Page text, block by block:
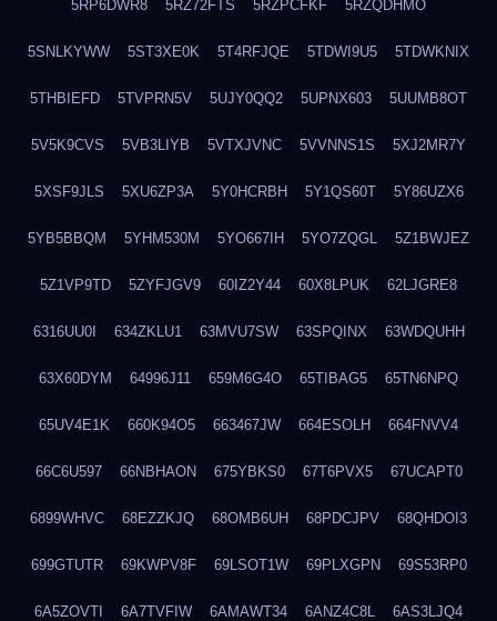
5RP6DWR8 5RZ72FTS 5RZPCFKF 5RZQDHMO
5SNLKYWW 5ST3XE0K 5T4RFJQE 5TDWI9U5 5TDWKNIX
5THBIEFD 5TVPRN5V 5UJY0QQ2 5UPNX603 5UUMB8OT
5V5K9CVS 5VB3LIYB 5VTXJVNC 5VVNNS1S 5XJ2MR7Y
5XSF9JLS 5XU6ZP3A 5Y0HCRBH 5Y1QS60T 5Y86UZX6
5YB5BBQM 5YHM530M 5YO667IH 5YO7ZQGL 5Z1BWJEZ
5Z1VP9TD 5ZYFJGV9 60IZ2Y44 60X8LPUK 62LJGRE8
6316UU0I 634ZKLU1 63MVU7SW 63SPQINX 63WDQUHH
63X60DYM 64996J11 659M6G4O 65TIBAG5 65TN6NPQ
65UV4E1K 660K94O5 663467JW 664ESOLH 664FNVV4
66C6U597 66NBHAON 675YBKS0 67T6PVX5 67UCAPT0
6899WHVC 68EZZKJQ 68OMB6UH 68PDCJPV 68QHDOI3
699GTUTR 69KWPV8F 69LSOT1W 69PLXGPN 69S53RP0
6A5ZOVTI 6A7TVFIW 6AMAWT34 6ANZ4C8L 6AS3LJQ4